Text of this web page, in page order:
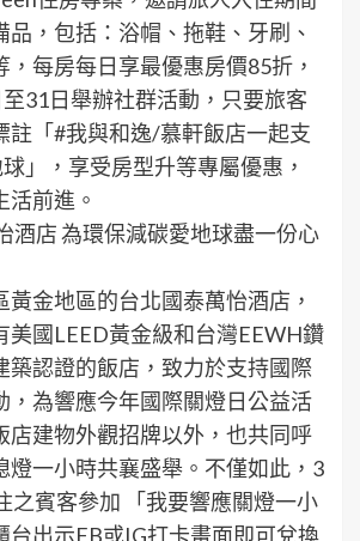
品，包括：浴帽、拖鞋、牙刷、
，每房每日享最優惠房價85折，
31日舉辦社群活動，只要旅客
註「#我與和逸/慕軒飯店一起支
」，享受房型升等專屬優惠，
活前進。
酒店 為環保減碳愛地球盡一份心
黃金地區的台北國泰萬怡酒店，
美國LEED黃金級和台灣EEWH鑽
築認證的飯店，致力於支持國際
，為響應今年國際關燈日公益活
店建物外觀招牌以外，也共同呼
燈一小時共襄盛舉。不僅如此，3
之賓客參加 「我要響應關燈一小
台出示FB或IG打卡畫面即可兌換